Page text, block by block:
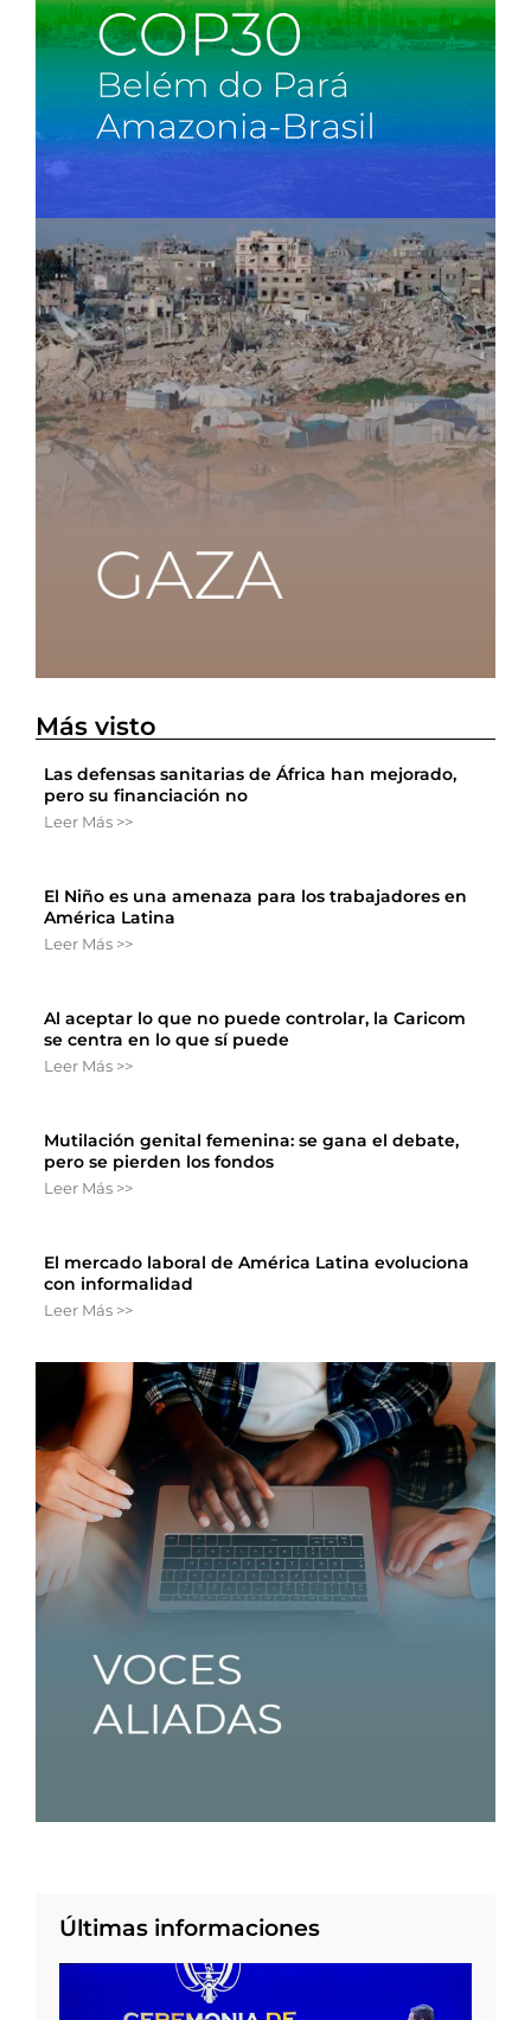
Más visto
Las defensas sanitarias de África han mejorado,
pero su financiación no
Leer Más >>
El Niño es una amenaza para los trabajadores en
América Latina
Leer Más >>
Al aceptar lo que no puede controlar, la Caricom
se centra en lo que sí puede
Leer Más >>
Mutilación genital femenina: se gana el debate,
pero se pierden los fondos
Leer Más >>
El mercado laboral de América Latina evoluciona
con informalidad
Leer Más >>
Últimas informaciones